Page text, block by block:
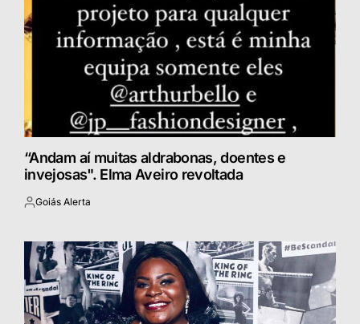
“Andam aí muitas aldrabonas, doentes e
invejosas". Elma Aveiro revoltada
Postado
Goiás Alerta